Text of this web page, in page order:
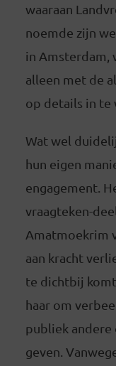
waaraan
noemde zijn
in Amsterdam,
alleen met de
op details in te
Wat wel
hun eigen
engagement.
vraagteken-
Amatmoekrim
aan kracht
te dichtbij
haar om
publiek
geven.